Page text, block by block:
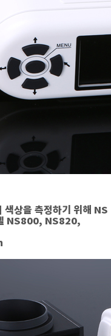
상을 측정하기 위해 NS
NS800, NS820,